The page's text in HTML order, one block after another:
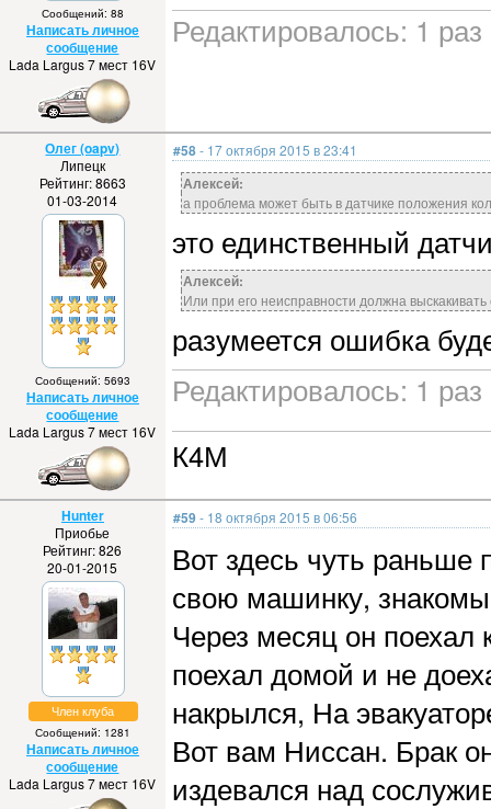
Сообщений: 88
Написать личное
сообщение
Lada Largus 7 мест 16V
Редактировалось: 1
Олег (oapv)
Липецк
Рейтинг: 8663
01-03-2014
Сообщений: 5693
Написать личное
сообщение
Lada Largus 7 мест 16V
#58- 17 октября 2015 в 23:41
Алексей:
а проблема может быть в датчике положения
это единственный
Алексей:
Или при его неисправности должна
разумеется ошибка
Редактировалось: 1
К4М
Hunter
Приобье
Рейтинг: 826
20-01-2015
Член клуба
Сообщений: 1281
Написать личное
сообщение
Lada Largus 7 мест 16V
#59- 18 октября 2015 в 06:56
Вот здесь чуть
свою машинку,
Через месяц он поехал
поехал домой и не
накрылся, На
Вот вам Ниссан. Брак
издевался над